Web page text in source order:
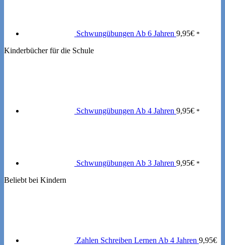
Schwungübungen Ab 6 Jahren 9,95€ *
Kinderbücher für die Schule
Schwungübungen Ab 4 Jahren 9,95€ *
Schwungübungen Ab 3 Jahren 9,95€ *
Beliebt bei Kindern
Zahlen Schreiben Lernen Ab 4 Jahren 9,95€